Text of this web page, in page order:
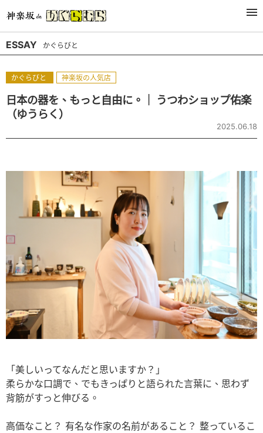
最新 類別
ESSAY かぐらびと
かぐらびと 神楽坂の人気店
日本の器を、もっと自由に。｜ うつわショップ佑楽
（ゆうらく）
2025.06.18
「美しいってなんだと思いますか？」
柔らかな口調で、でもきっぱりと語られた言葉に、思わず
背筋がすっと伸びる。
高価なこと？ 有名な作家の名前があること？ 整っているこ